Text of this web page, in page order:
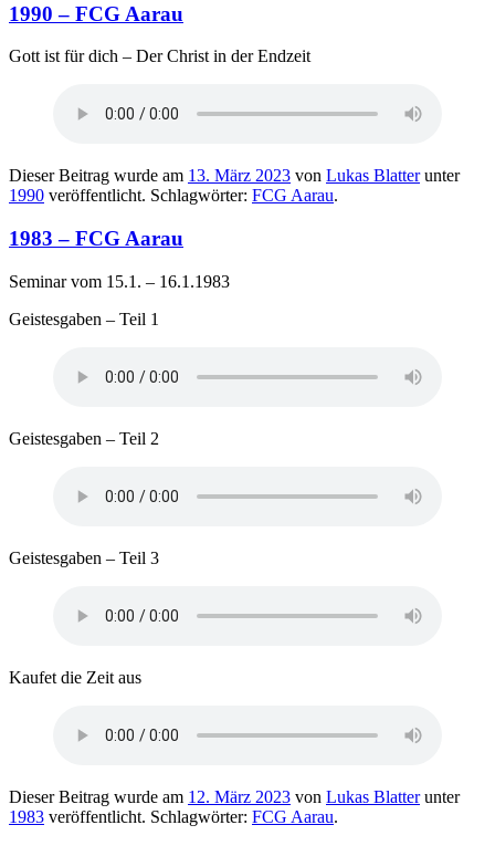
1990 – FCG Aarau
Gott ist für dich – Der Christ in der Endzeit
Dieser Beitrag wurde am 13. März 2023 von Lukas Blatterunter
1990 veröffentlicht. Schlagwörter: FCG Aarau.
1983 – FCG Aarau
Seminar vom 15.1. – 16.1.1983
Geistesgaben – Teil 1
Geistesgaben – Teil 2
Geistesgaben – Teil 3
Kaufet die Zeit aus
Dieser Beitrag wurde am 12. März 2023 von Lukas Blatterunter
1983 veröffentlicht. Schlagwörter: FCG Aarau.